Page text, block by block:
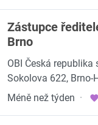
Zástupce
Brno
OBI Česká republika
Sokolova 622, Brno-
Méně než týden ·